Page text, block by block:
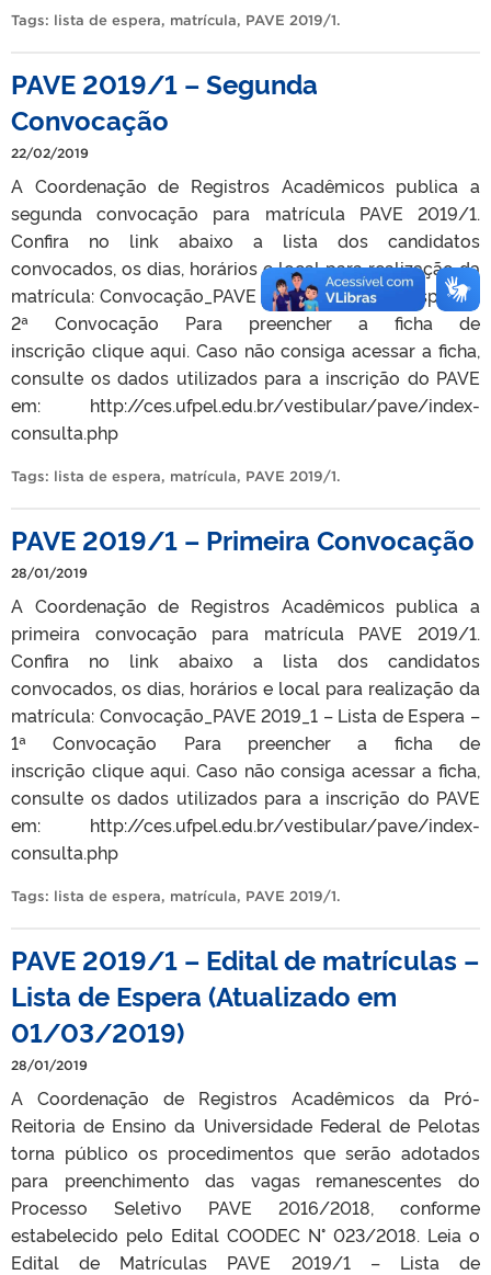
Tags: lista de espera, matrícula, PAVE 2019/1.
PAVE 2019/1 – Segunda
Convocação
22/02/2019
A Coordenação de Registros Acadêmicos publica a
segunda convocação para matrícula PAVE 2019/1.
Confira no link abaixo a lista dos candidatos
convocados, os dias, horários e local para realização da
matrícula: Convocação_PAVE 2019_1 – Lista de Espera –
2ª Convocação Para preencher a ficha de
inscrição clique aqui. Caso não consiga acessar a ficha,
consulte os dados utilizados para a inscrição do PAVE
em: http://ces.ufpel.edu.br/vestibular/pave/index-
consulta.php
Tags: lista de espera, matrícula, PAVE 2019/1.
PAVE 2019/1 – Primeira Convocação
28/01/2019
A Coordenação de Registros Acadêmicos publica a
primeira convocação para matrícula PAVE 2019/1.
Confira no link abaixo a lista dos candidatos
convocados, os dias, horários e local para realização da
matrícula: Convocação_PAVE 2019_1 – Lista de Espera –
1ª Convocação Para preencher a ficha de
inscrição clique aqui. Caso não consiga acessar a ficha,
consulte os dados utilizados para a inscrição do PAVE
em: http://ces.ufpel.edu.br/vestibular/pave/index-
consulta.php
Tags: lista de espera, matrícula, PAVE 2019/1.
PAVE 2019/1 – Edital de matrículas –
Lista de Espera (Atualizado em
01/03/2019)
28/01/2019
A Coordenação de Registros Acadêmicos da Pró-
Reitoria de Ensino da Universidade Federal de Pelotas
torna público os procedimentos que serão adotados
para preenchimento das vagas remanescentes do
Processo Seletivo PAVE 2016/2018, conforme
estabelecido pelo Edital COODEC N° 023/2018. Leia o
Edital de Matrículas PAVE 2019/1 – Lista de